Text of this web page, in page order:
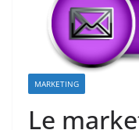
MARKETING
Le